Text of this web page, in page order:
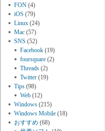
FON (4)
iOS (79)
Linux (24)
Mac (57)
SNS (52)
Facebook (19)
foursquare (2)
Threads (2)
Twitter (19)
Tips (98)
Web (12)
Windows (215)
Windows Mobile (18)
おすすめ (68)